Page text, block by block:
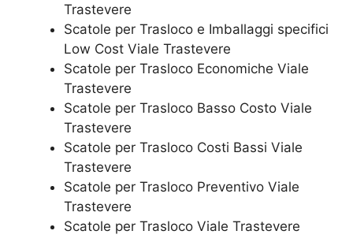
Trastevere
Scatole per Trasloco e Imballaggi specifici
Low Cost Viale Trastevere
Scatole per Trasloco Economiche Viale
Trastevere
Scatole per Trasloco Basso Costo Viale
Trastevere
Scatole per Trasloco Costi Bassi Viale
Trastevere
Scatole per Trasloco Preventivo Viale
Trastevere
Scatole per Trasloco Viale Trastevere